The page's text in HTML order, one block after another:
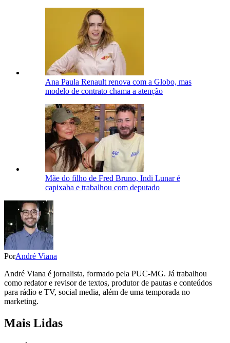
Ana Paula Renault renova com a Globo, mas
modelo de contrato chama a atenção
Mãe do filho de Fred Bruno, Indi Lunar é
capixaba e trabalhou com deputado
PorAndré Viana
André Viana é jornalista, formado pela PUC-MG. Já trabalhou
como redator e revisor de textos, produtor de pautas e conteúdos
para rádio e TV, social media, além de uma temporada no
marketing.
Mais Lidas